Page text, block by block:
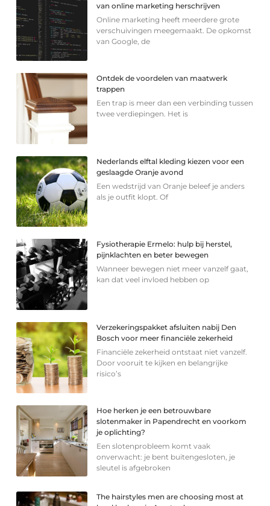
van online marketing herschrijven
Online marketing heeft meerdere grote
verschuivingen meegemaakt. De opkomst
van Google, de
Ontdek de voordelen van maatwerk
trappen
Een trap is meer dan een verbinding tussen
twee verdiepingen. Het is
Nederlands elftal kleding kiezen voor een
geslaagde Oranje avond
Een wedstrijd van Oranje beleef je anders
als je outfit klopt. Of
Fysiotherapie Ermelo: hulp bij herstel,
pijnklachten en beter bewegen
Wanneer bewegen niet meer vanzelf gaat,
kan dat veel invloed hebben op
Verzekeringspakket afsluiten nabij Den
Bosch voor meer financiële zekerheid
Financiële zekerheid ontstaat niet vanzelf.
Door vooruit te kijken en belangrijke
risico’s
Hoe herken je een betrouwbare
slotenmaker in Papendrecht en voorkom
je oplichting?
Een slotenprobleem komt vaak
onverwacht: je bent buitengesloten, je
sleutel is afgebroken
The hairstyles men are choosing most at